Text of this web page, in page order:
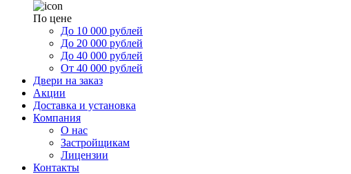
По цене
До 10 000 рублей
До 20 000 рублей
До 40 000 рублей
От 40 000 рублей
Двери на заказ
Акции
Доставка и установка
Компания
О нас
Застройщикам
Лицензии
Контакты